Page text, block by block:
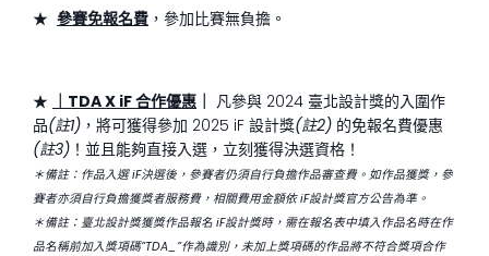
★ 參賽免報名費 ，參加比賽無負擔。
★ ｜TDA X iF 合作優惠
凡參與 2024 臺北設計獎的入圍作
品(註1) ，將可獲得參加 2025 iF 設計獎(註2) 的免報名費優惠
(註3) ！並且能夠直接入選，立刻獲得決選資格！
＊備註：作品入選 iF決選後，參賽者仍須自行負擔作品審查費。如作品獲獎，參
賽者亦須自行負擔獲獎者服務費，相關費用金額依 iF設計獎官方公告為準。
＊備註：臺北設計獎獲獎作品報名 iF設計獎時，需在報名表中填入作品名時在作
品名稱前加入獎項碼”TDA_”作為識別，未加上獎項碼的作品將不符合獎項合作